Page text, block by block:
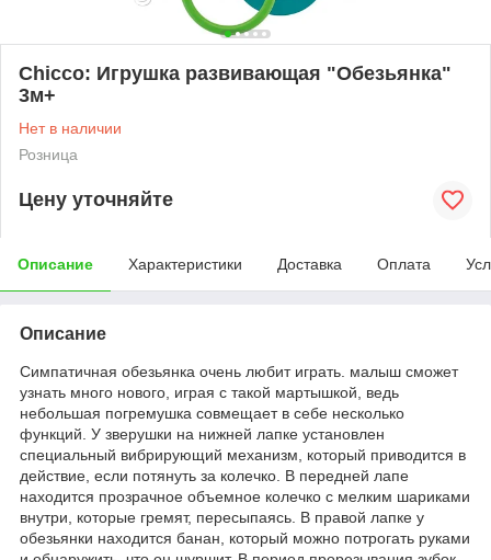
Chicco: Игрушка развивающая "Обезьянка"
3м+
Нет в наличии
Розница
Цену уточняйте
Описание Характеристики Доставка Оплата
Описание
Симпатичная обезьянка очень любит играть малыш сможет
узнать много нового, играя с такой мартышкой, ведь
небольшая погремушка совмещает в себе несколько
функций. У зверушки на нижней лапке установлен
специальный вибрирующий механизм, который приводится в
действие, если потянуть за колечко. В передней лапе
находится прозрачное объемное колечко с мелким шариками
внутри, которые гремят, пересыпаясь. В правой лапке у
обезьянки находится банан, который можно потрогать руками